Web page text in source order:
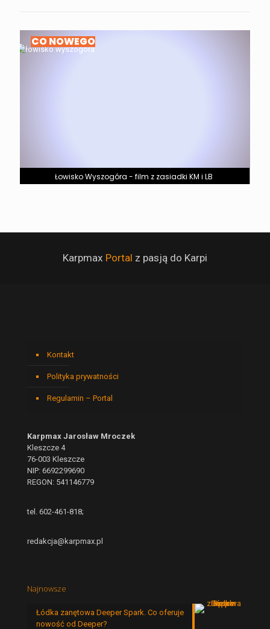
CO NOWEGO
Łowisko Wyszogóra - film z zasiadki KM i LB
Karpmax Portal z pasją do Karpi
Kontakt
Polityka prywatności
Regulamin – Portal
Karpmax Jarosław Mroczek
Kleszcze 4
76-003 Kleszcze
NIP: 6692299690
REGON: 541146779
tel. 602-461-818;
redakcja@karpmax.pl
Najnowsze
Łódka zanętowa Deeper Spark. Co oferuje
nowość od Deeper?